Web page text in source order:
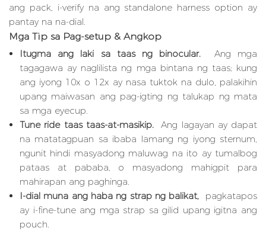
ang pack, i-verify na ang standalone harness option ay
pantay na na-dial.
Mga Tip sa Pag-setup & Angkop
Itugma ang laki sa taas ng binocular.
Ang mga
tagagawa ay naglilista ng mga bintana ng taas; kung
ang iyong 10x o 12x ay nasa tuktok na dulo, palakihin
upang maiwasan ang pag-igting ng talukap ng mata
sa mga eyecup.
Tune ride taas taas-at-masikip.
Ang lagayan ay dapat
na matatagpuan sa ibaba lamang ng iyong sternum,
ngunit hindi masyadong maluwag na ito ay tumalbog
pataas at pababa, o masyadong mahigpit para
mahirapan ang paghinga.
I-dial muna ang haba ng strap ng balikat,
pagkatapos
ay i-fine-tune ang mga strap sa gilid upang igitna ang
pouch.